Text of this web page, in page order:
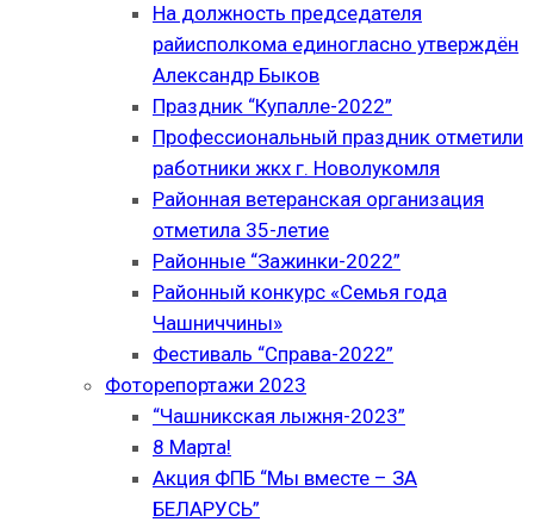
На должность председателя
райисполкома единогласно утверждён
Александр Быков
Праздник “Купалле-2022”
Профессиональный праздник отметили
работники жкх г. Новолукомля
Районная ветеранская организация
отметила 35-летие
Районные “Зажинки-2022”
Районный конкурс «Семья года
Чашниччины»
Фестиваль “Справа-2022”
Фоторепортажи 2023
“Чашникская лыжня-2023”
8 Марта!
Акция ФПБ “Мы вместе – ЗА
БЕЛАРУСЬ”